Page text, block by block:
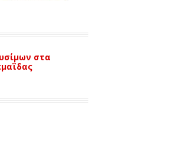
στα